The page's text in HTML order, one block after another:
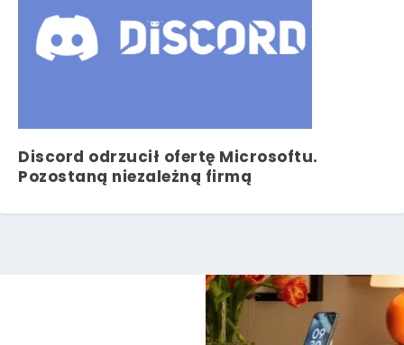
Discord odrzucił ofertę Microsoftu.
Pozostaną niezależną firmą